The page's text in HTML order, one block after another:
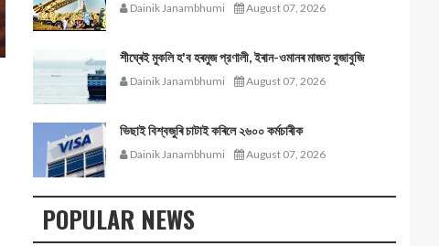
Dainik Janambhumi August 07, 2026
শীঘ্ৰেই মুকলি হ'ব হৰমুজ প্রণালী, ইৰান-ওমানৰ মাজত বুজাবুজি
Dainik Janambhumi August 07, 2026
ভিছাই বিশ্বজুৰি চাটাই কৰিলে ২৬০০ কৰ্মচাৰীক
Dainik Janambhumi August 07, 2026
POPULAR NEWS